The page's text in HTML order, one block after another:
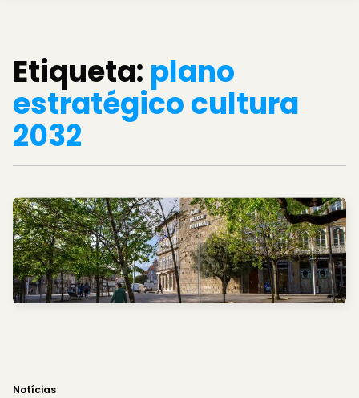
Etiqueta: plano
estratégico cultura
2032
Notícias